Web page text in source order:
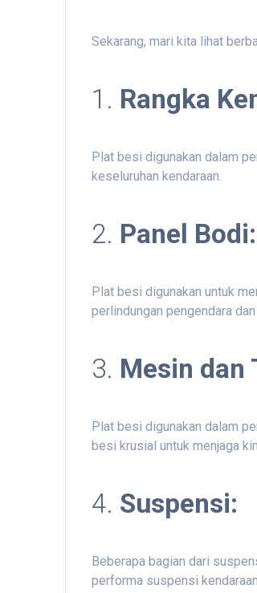
Sekarang, mari kita lihat
1. Rangka
Plat besi digunakan dalam
keseluruhan kendaraan.
2. Panel Bodi:
Plat besi digunakan untuk
perlindungan pengendara
3. Mesin dan
Plat besi digunakan dalam
besi krusial untuk menjaga
4. Suspensi:
Beberapa bagian dari
performa suspensi kendaraan.